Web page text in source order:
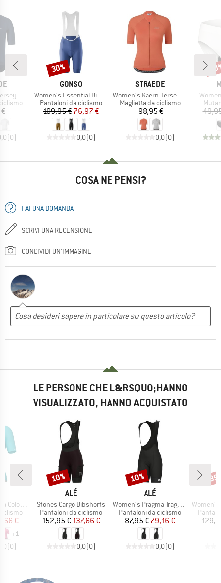
(0)
MARCHIO
GONSO
Articolo
Women's Essential Bib Kit
Gruppo di prodotti
Pantaloni da ciclismo
Prezzo
109,95 €Prezzo ridotto
76,97 €
0,0(0)
Sconto
30%
MARCHIO
STRAEDE
Articolo
Women's Kaern Jersey Pro
Gruppo di prodotti
Maglietta da ciclismo
Prezzo
98,95 €
0,0(0)
Articolo
COSA NE PENSI?
FAI UNA DOMANDA
SCRIVI UNA RECENSIONE
CONDIVIDI UN'IMMAGINE
LE PERSONE CHE L&RSQUO;HANNO
VISUALIZZATO, HANNO ACQUISTATO
S/S Jersey
ridotto
€
+1
(0)
MARCHIO
ALÉ
Articolo
Stones Cargo Bibshorts
Gruppo di prodotti
Pantaloni da ciclismo
Prezzo
152,95 €Prezzo ridotto
137,66 €
0,0(0)
Sconto
10%
MARCHIO
ALÉ
Articolo
Women's Pragma Traguardo 2.0 Bibshorts
Gruppo di prodotti
Pantaloni da ciclismo
Prezzo
87,95 € Prezzo ridotto
79,16 €
0,0(0)
Sconto
10%
Articolo
Women's